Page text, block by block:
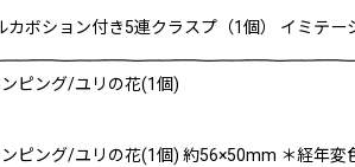
ボション付き5連クラスプ（1個） イミテ
ピング/ユリの花(1個)
ピング/ユリの花(1個) 約56×50mm ＊経年変